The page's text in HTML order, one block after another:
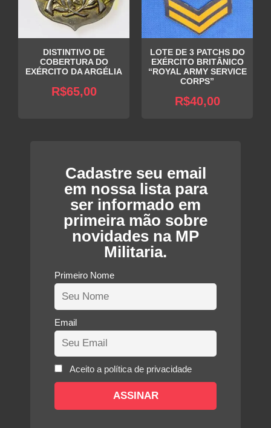
DISTINTIVO DE
COBERTURA DO
EXÉRCITO DA ARGÉLIA
R$65,00
LOTE DE 3 PATCHS DO
EXÉRCITO BRITÂNICO
“ROYAL ARMY SERVICE
CORPS”
R$40,00
Cadastre seu email
em nossa lista para
ser informado em
primeira mão sobre
novidades na MP
Militaria.
Primeiro Nome
Email
Aceito a política de privacidade